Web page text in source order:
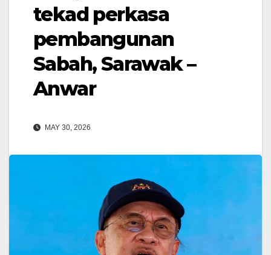
tekad perkasa
pembangunan
Sabah, Sarawak –
Anwar
MAY 30, 2026